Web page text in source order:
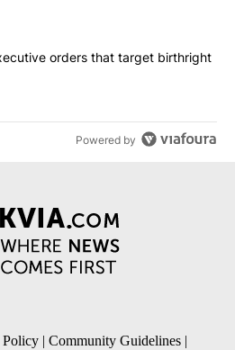
signs executive orders that
orders that target birthright
Powered by
Policy | Community Guidelines |